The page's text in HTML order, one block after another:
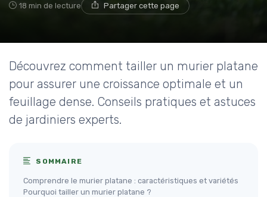
18 min de lecture Partager cette page
Découvrez comment tailler un murier platane
pour assurer une croissance optimale et un
feuillage dense. Conseils pratiques et astuces
de jardiniers experts.
SOMMAIRE
Comprendre le murier platane : caractéristiques et variétés
Pourquoi tailler un murier platane ?